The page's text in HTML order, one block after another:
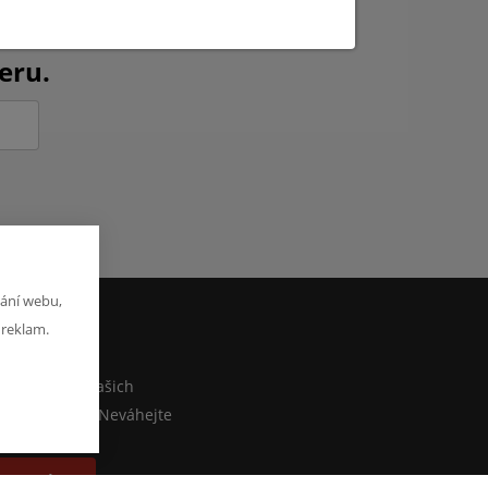
sdělit o našich
e-shopu? Neváhejte
zprávu
webu,